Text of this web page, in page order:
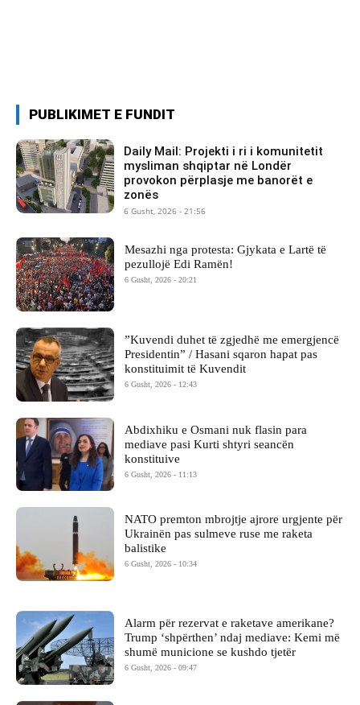
PUBLIKIMET E FUNDIT
Daily Mail: Projekti i ri i komunitetit
mysliman shqiptar në Londër
provokon përplasje me banorët e
zonës
6 Gusht, 2026 - 21:56
Mesazhi nga protesta: Gjykata e Lartë të
pezullojë Edi Ramën!
6 Gusht, 2026 - 20:21
​”Kuvendi duhet të zgjedhë me emergjencë
Presidentin” / Hasani sqaron hapat pas
konstituimit të Kuvendit
6 Gusht, 2026 - 12:43
Abdixhiku e Osmani nuk flasin para
mediave pasi Kurti shtyri seancën
konstituive
6 Gusht, 2026 - 11:13
NATO premton mbrojtje ajrore urgjente për
Ukrainën pas sulmeve ruse me raketa
balistike
6 Gusht, 2026 - 10:34
Alarm për rezervat e raketave amerikane?
Trump ‘shpërthen’ ndaj mediave: Kemi më
shumë municione se kushdo tjetër
6 Gusht, 2026 - 09:47